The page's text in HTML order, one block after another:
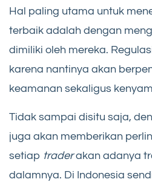
Hal paling utama untuk
terbaik adalah dengan
dimiliki oleh mereka.
karena nantinya akan
keamanan sekaligus
Tidak sampai disitu saja,
juga akan memberikan
setiap traderakan adanya
dalamnya. Di Indonesia